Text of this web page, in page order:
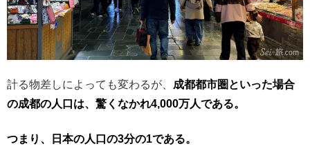
計る物差しによっても変わるが、 成都都市圏といった場合
の成都の人口は、驚くなかれ4,000万人である。
つまり、日本の人口の3分の1である。